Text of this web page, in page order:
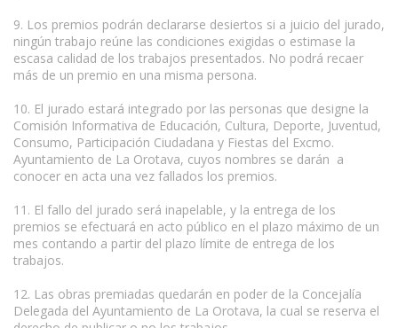
9. Los premios podrán declararse desiertos si a juicio del jurado,
ningún trabajo reúne las condiciones exigidas o estimase la
escasa calidad de los trabajos presentados. No podrá recaer
más de un premio en una misma persona.
10. El jurado estará integrado por las personas que designe la
Comisión Informativa de Educación, Cultura, Deporte, Juventud,
Consumo, Participación Ciudadana y Fiestas del Excmo.
Ayuntamiento de La Orotava, cuyos nombres se darán a
conocer en acta una vez fallados los premios.
11. El fallo del jurado será inapelable, y la entrega de los
premios se efectuará en acto público en el plazo máximo de un
mes contando a partir del plazo límite de entrega de los
trabajos.
12. Las obras premiadas quedarán en poder de la Concejalía
Delegada del Ayuntamiento de La Orotava, la cual se reserva el